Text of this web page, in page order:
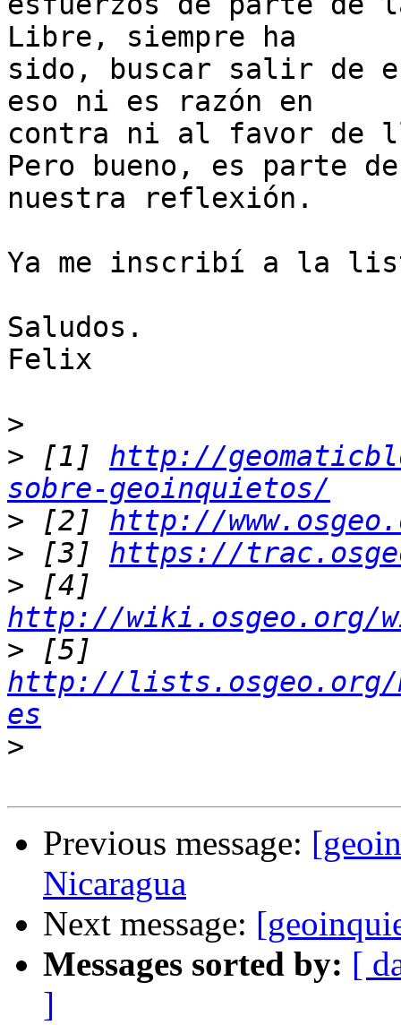
Libre, siempre ha
sido, buscar salir de
eso ni es razón en
contra ni al favor de
Pero bueno, es parte de
nuestra reflexión.
Ya me inscribí a la
Saludos.
Felix
>
> [1] http://
sobre-geoinquietos/
> [2] http://
> [3] https://
>
http://wiki.osgeo.org/
>
http://lists.osgeo.org/
es
>
Previous message:
Nicaragua
Next message:
Messages sorted by: [
]